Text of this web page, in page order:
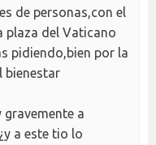
de personas,con el
plaza del Vaticano
pidiendo,bien por la
bienestar
gravemente a
a este tio lo